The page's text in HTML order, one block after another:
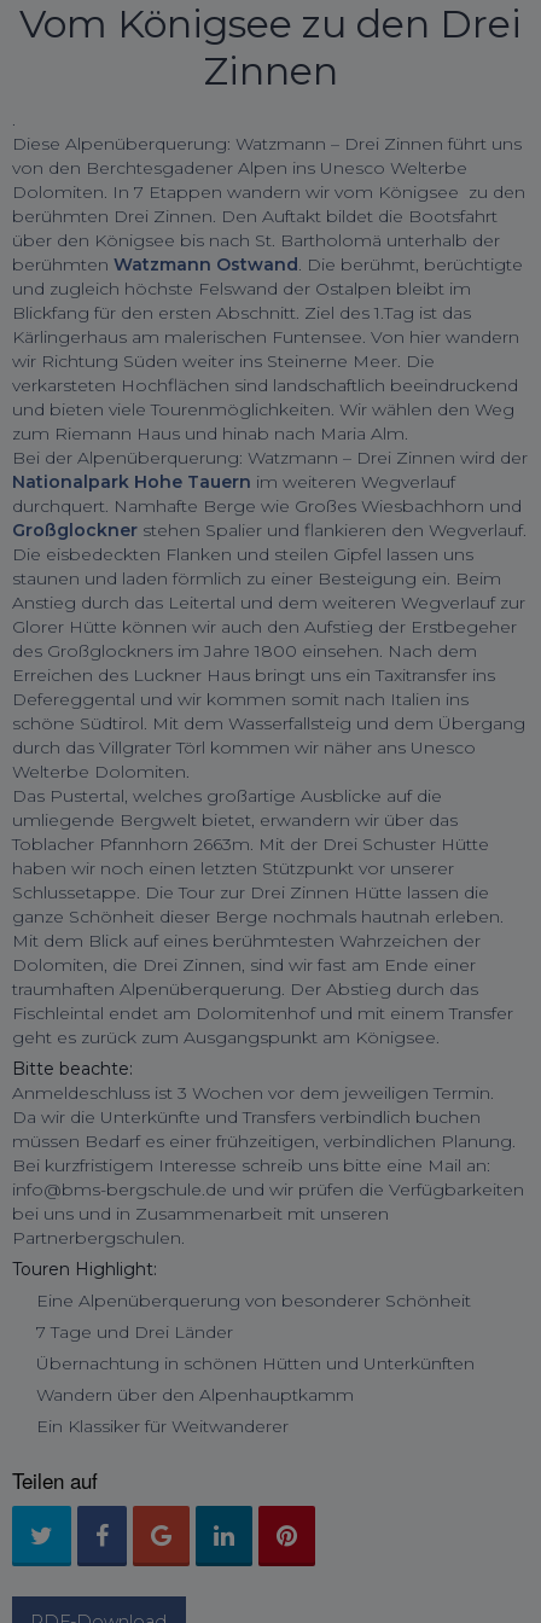
Vom Königsee zu den Drei
Zinnen
.
Diese Alpenüberquerung: Watzmann – Drei Zinnen führt uns
von den Berchtesgadener Alpen ins Unesco Welterbe
Dolomiten. In 7 Etappen wandern wir vom Königsee zu den
berühmten Drei Zinnen. Den Auftakt bildet die Bootsfahrt
über den Königsee bis nach St. Bartholomä unterhalb der
berühmten Watzmann Ostwand . Die berühmt, berüchtigte
und zugleich höchste Felswand der Ostalpen bleibt im
Blickfang für den ersten Abschnitt. Ziel des 1.Tag ist das
Kärlingerhaus am malerischen Funtensee. Von hier wandern
wir Richtung Süden weiter ins Steinerne Meer. Die
verkarsteten Hochflächen sind landschaftlich beeindruckend
und bieten viele Tourenmöglichkeiten. Wir wählen den Weg
zum Riemann Haus und hinab nach Maria Alm.
Bei der Alpenüberquerung: Watzmann – Drei Zinnen wird der
Nationalpark Hohe Tauern im weiteren Wegverlauf
durchquert. Namhafte Berge wie Großes Wiesbachhorn und
Großglockner stehen Spalier und flankieren den Wegverlauf.
Die eisbedeckten Flanken und steilen Gipfel lassen uns
staunen und laden förmlich zu einer Besteigung ein. Beim
Anstieg durch das Leitertal und dem weiteren Wegverlauf zur
Glorer Hütte können wir auch den Aufstieg der Erstbegeher
des Großglockners im Jahre 1800 einsehen. Nach dem
Erreichen des Luckner Haus bringt uns ein Taxitransfer ins
Defereggental und wir kommen somit nach Italien ins
schöne Südtirol. Mit dem Wasserfallsteig und dem Übergang
durch das Villgrater Törl kommen wir näher ans Unesco
Welterbe Dolomiten.
Das Pustertal, welches großartige Ausblicke auf die
umliegende Bergwelt bietet, erwandern wir über das
Toblacher Pfannhorn 2663m. Mit der Drei Schuster Hütte
haben wir noch einen letzten Stützpunkt vor unserer
Schlussetappe. Die Tour zur Drei Zinnen Hütte lassen die
ganze Schönheit dieser Berge nochmals hautnah erleben.
Mit dem Blick auf eines berühmtesten Wahrzeichen der
Dolomiten, die Drei Zinnen, sind wir fast am Ende einer
traumhaften Alpenüberquerung. Der Abstieg durch das
Fischleintal endet am Dolomitenhof und mit einem Transfer
geht es zurück zum Ausgangspunkt am Königsee.
Bitte beachte:
Anmeldeschluss ist 3 Wochen vor dem jeweiligen Termin.
Da wir die Unterkünfte und Transfers verbindlich buchen
müssen Bedarf es einer frühzeitigen, verbindlichen Planung.
Bei kurzfristigem Interesse schreib uns bitte eine Mail an:
info@bms-bergschule.de und wir prüfen die Verfügbarkeiten
bei uns und in Zusammenarbeit mit unseren
Partnerbergschulen.
Touren Highlight:
Eine Alpenüberquerung von besonderer Schönheit
7 Tage und Drei Länder
Übernachtung in schönen Hütten und Unterkünften
Wandern über den Alpenhauptkamm
Ein Klassiker für Weitwanderer
Teilen auf